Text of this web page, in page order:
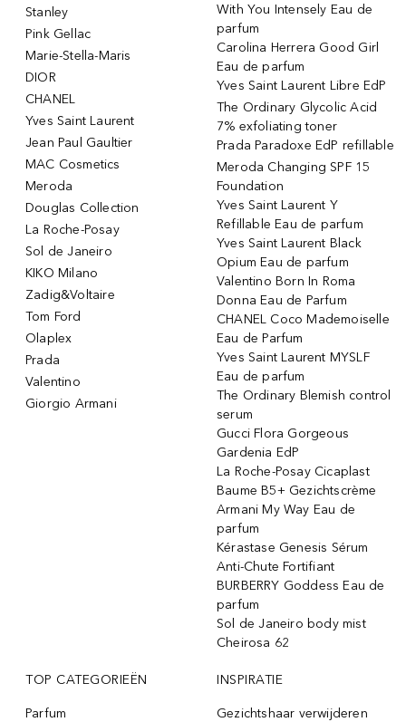
Stanley
Pink Gellac
Marie-Stella-Maris
DIOR
CHANEL
Yves Saint Laurent
Jean Paul Gaultier
MAC Cosmetics
Meroda
Douglas Collection
La Roche-Posay
Sol de Janeiro
KIKO Milano
Zadig&Voltaire
Tom Ford
Olaplex
Prada
Valentino
Giorgio Armani
With You Intensely Eau de
parfum
Carolina Herrera Good Girl
Eau de parfum
Yves Saint Laurent Libre EdP
The Ordinary Glycolic Acid
7% exfoliating toner
Prada Paradoxe EdP refillable
Meroda Changing SPF 15
Foundation
Yves Saint Laurent Y
Refillable Eau de parfum
Yves Saint Laurent Black
Opium Eau de parfum
Valentino Born In Roma
Donna Eau de Parfum
CHANEL Coco Mademoiselle
Eau de Parfum
Yves Saint Laurent MYSLF
Eau de parfum
The Ordinary Blemish control
serum
Gucci Flora Gorgeous
Gardenia EdP
La Roche-Posay Cicaplast
Baume B5+ Gezichtscrème
Armani My Way Eau de
parfum
Kérastase Genesis Sérum
Anti-Chute Fortifiant
BURBERRY Goddess Eau de
parfum
Sol de Janeiro body mist
Cheirosa 62
TOP CATEGORIEËN
Parfum
INSPIRATIE
Gezichtshaar verwijderen